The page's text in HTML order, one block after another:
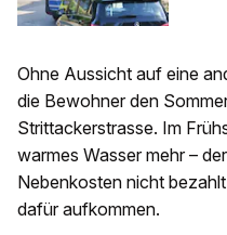
Ohne Aussicht auf eine
die Bewohner den
Strittackerstrasse. Im
warmes Wasser mehr –
Nebenkosten nicht
dafür aufkommen.